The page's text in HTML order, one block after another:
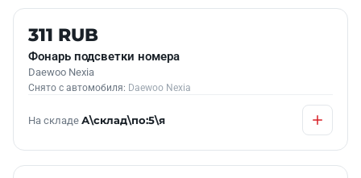
Б/У В НАЛИЧИИ
311 RUB
Фонарь подсветки номера
Daewoo Nexia
Снято с автомобиля: Daewoo Nexia
На складе А\склад\по:5\я